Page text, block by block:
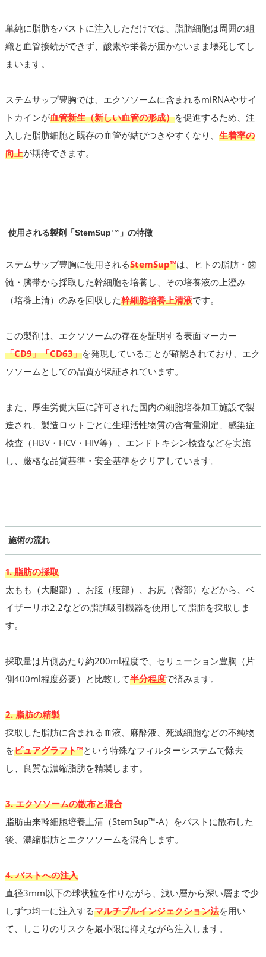
単純に脂肪をバストに注入しただけでは、脂肪細胞は周囲の組
織と血管接続ができず、酸素や栄養が届かないまま壊死してし
まいます。
ステムサップ豊胸では、エクソソームに含まれるmiRNAやサイ
トカインが血管新生（新しい血管の形成）を促進するため、注
入した脂肪細胞と既存の血管が結びつきやすくなり、 生着率の
向上が期待できます。
使用される製剤「StemSup™」の特徴
ステムサップ豊胸に使用されるStemSup™は、ヒトの脂肪・歯
髄・臍帯から採取した幹細胞を培養し、その培養液の上澄み
（培養上清）のみを回収した幹細胞培養上清液です。
この製剤は、エクソソームの存在を証明する表面マーカー
「CD9」「CD63」を発現していることが確認されており、エク
ソソームとしての品質が保証されています。
また、厚生労働大臣に許可された国内の細胞培養加工施設で製
造され、製造ロットごとに生理活性物質の含有量測定、感染症
検査（HBV・HCV・HIV等）、エンドトキシン検査などを実施
し、厳格な品質基準・安全基準をクリアしています。
施術の流れ
1. 脂肪の採取
太もも（大腿部）、お腹（腹部）、お尻（臀部）などから、ベ
イザーリポ2.2などの脂肪吸引機器を使用して脂肪を採取しま
す。
採取量は片側あたり約200ml程度で、セリューション豊胸（片
側400ml程度必要）と比較して半分程度で済みます。
2. 脂肪の精製
採取した脂肪に含まれる血液、麻酔液、死滅細胞などの不純物
をピュアグラフト™という特殊なフィルターシステムで除去
し、良質な濃縮脂肪を精製します。
3. エクソソームの散布と混合
脂肪由来幹細胞培養上清（StemSup™-A）をバストに散布した
後、濃縮脂肪とエクソソームを混合します。
4. バストへの注入
直径3mm以下の球状粒を作りながら、浅い層から深い層まで少
しずつ均一に注入するマルチプルインジェクション法を用い
て、しこりのリスクを最小限に抑えながら注入します。